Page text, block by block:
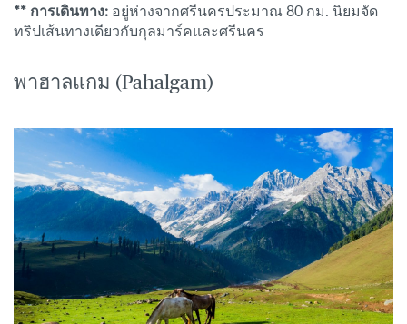
** การเดินทาง: อยู่ห่างจากศรีนครประมาณ 80 กม. นิยมจัด
ทริปเส้นทางเดียวกับกุลมาร์คและศรีนคร
พาฮาลแกม (Pahalgam)